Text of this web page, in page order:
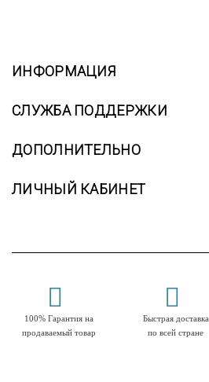
ИНФОРМАЦИЯ
СЛУЖБА ПОДДЕРЖКИ
ДОПОЛНИТЕЛЬНО
ЛИЧНЫЙ КАБИНЕТ
100% Гарантия на
продаваемый товар
Быстрая доставка
по всей стране